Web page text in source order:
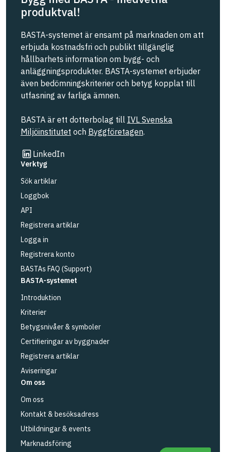
produktval!
BASTA-systemet är ensamt på marknaden om att
erbjuda kostnadsfri och publikt tillgänglig
hållbarhets information om bygg- och
anläggningsprodukter. BASTA-systemet erbjuder
även bedömningskriterier och betyg kopplat till
utfasning av farliga ämnen.
BASTA är ett dotterbolag till IVL Svenska
Miljöinstitutet och Byggföretagen.
LinkedIn
Länk till annan webbplats
Verktyg
Sök artiklar
Loggbok
API
Registrera artiklar
Logga in
Registrera konto
BASTAs FAQ (Support)
BASTA-systemet
Introduktion
Kriterier
Betygsnivåer & symboler
Certifieringar av byggnader
Registrera artiklar
Aviseringar
Om oss
Om oss
Kontakt & besöksadress
Utbildningar & events
Marknadsföring